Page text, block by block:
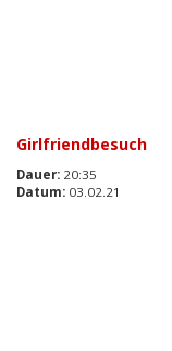
Girlfriendbesuch
Dauer: 20:35
Datum: 03.02.21